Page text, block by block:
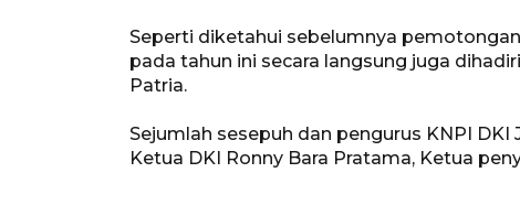
Seperti diketahui sebelumnya
pada tahun ini secara langsung juga
Patria.
Sejumlah sesepuh dan pengurus KNPI
Ketua DKI Ronny Bara Pratama, Ketua